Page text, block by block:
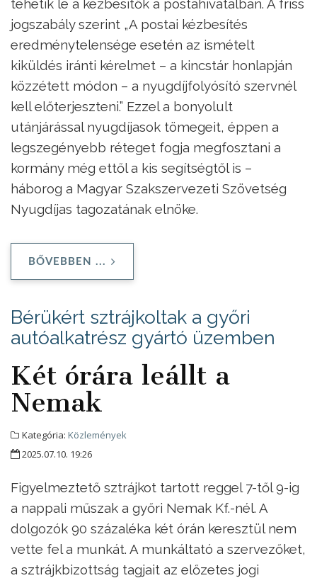
tehetik le a kézbesítők a postahivatalban. A friss
jogszabály szerint „A postai kézbesítés
eredménytelensége esetén az ismételt
kiküldés iránti kérelmet – a kincstár honlapján
közzétett módon – a nyugdíjfolyósító szervnél
kell előterjeszteni.” Ezzel a bonyolult
utánjárással nyugdíjasok tömegeit, éppen a
legszegényebb réteget fogja megfosztani a
kormány még ettől a kis segítségtől is –
háborog a Magyar Szakszervezeti Szövetség
Nyugdíjas tagozatának elnöke.
BŐVEBBEN ...
Bérükért sztrájkoltak a győri
autóalkatrész gyártó üzemben
Két órára leállt a
Nemak
Kategória: Közlemények
2025.07.10. 19:26
Figyelmeztető sztrájkot tartott reggel 7-től 9-ig
a nappali műszak a győri Nemak Kf.-nél. A
dolgozók 90 százaléka két órán keresztül nem
vette fel a munkát. A munkáltató a szervezőket,
a sztrájkbizottság tagjait az előzetes jogi